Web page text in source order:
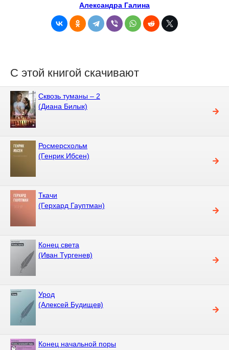
Александра Галина
С этой книгой скачивают
Сквозь туманы – 2
(Диана Билык)
Росмерcхольм
(Генрик Ибсен)
Ткачи
(Герхард Гауптман)
Конец света
(Иван Тургенев)
Урод
(Алексей Будищев)
Конец начальной поры